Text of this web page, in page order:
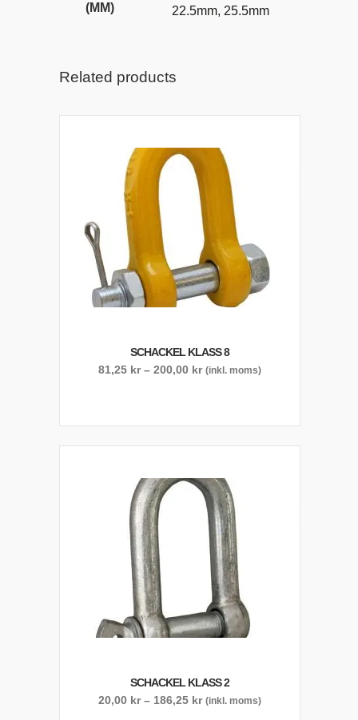
(MM)
22.5mm, 25.5mm
Related products
SCHACKEL KLASS 8
81,25 kr – 200,00 krPrisintervall:
(inkl. moms)
SCHACKEL KLASS 2
20,00 kr – 186,25 krPrisintervall:
(inkl. moms)